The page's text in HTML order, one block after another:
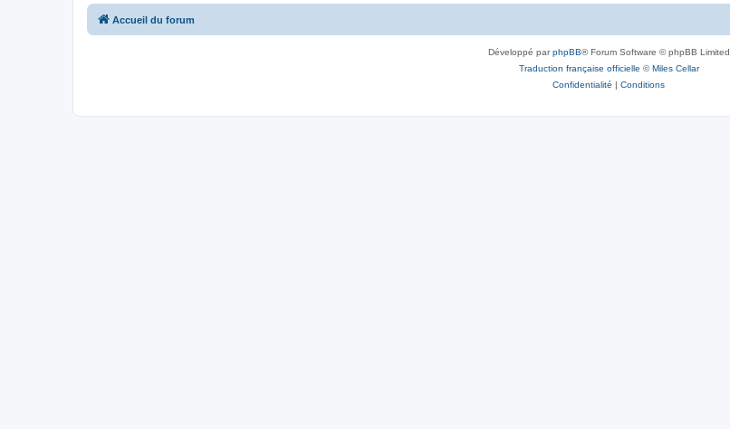
Accueil du forum
Développé parphpBB® Forum Software © phpBB Limited
Traduction française officielle ©Miles Cellar
Confidentialité | Conditions